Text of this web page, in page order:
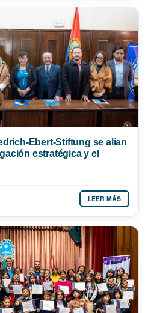
Ebert-Stiftung se alían
estratégica y el
LEER MÁS